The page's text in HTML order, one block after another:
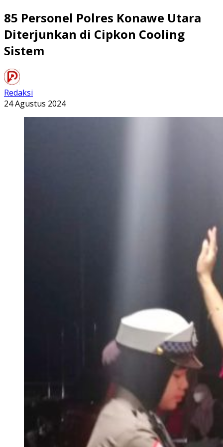
85 Personel Polres Konawe Utara
Diterjunkan di Cipkon Cooling
Sistem
Redaksi
24 Agustus 2024